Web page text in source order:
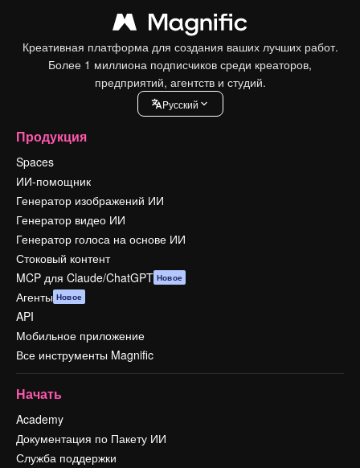
Креативная платформа для создания ваших лучших работ.
Более 1 миллиона подписчиков среди креаторов,
предприятий, агентств и студий.
Pусский
Продукция
Spaces
ИИ-помощник
Генератор изображений ИИ
Генератор видео ИИ
Генератор голоса на основе ИИ
Стоковый контент
MCP для Claude/ChatGPT Новое
Агенты Новое
API
Мобильное приложение
Все инструменты Magnific
Начать
Academy
Документация по Пакету ИИ
Служба поддержки